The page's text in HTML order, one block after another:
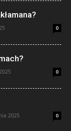
0
0
2025 0